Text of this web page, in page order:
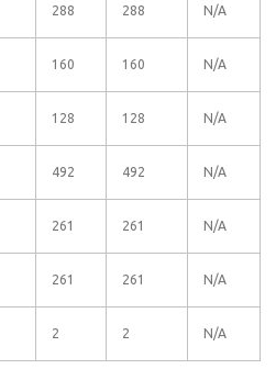
288 288 N/A
160 160 N/A
128 128 N/A
492 492 N/A
261 261 N/A
261 261 N/A
2 2 N/A